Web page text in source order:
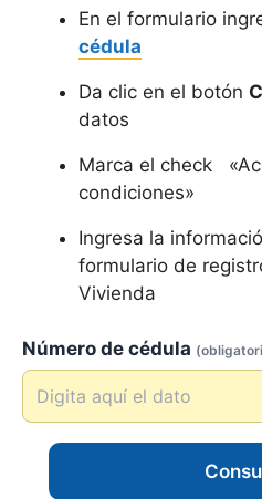
En el formulario
cédula
Da clic en el botón
datos
Marca el check
condiciones»
Ingresa la
formulario de
Vivienda
Número de cédula